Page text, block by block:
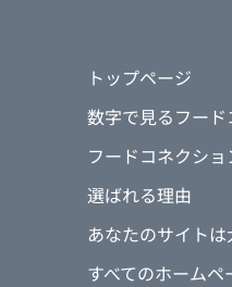
トップページ
数字で見るフー
フードコネクシ
選ばれる理由
あなたのサイト
すべてのホーム